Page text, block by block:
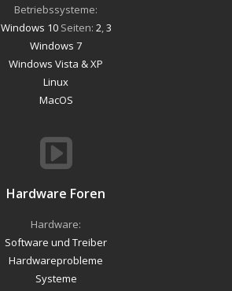
Betriebssysteme:
Windows 10Seiten: 2 3
Windows 7
Windows Vista & XP
Linux
MacOS
Hardware Foren
Hardware:
Software und Treiber
Hardwareprobleme
Systeme